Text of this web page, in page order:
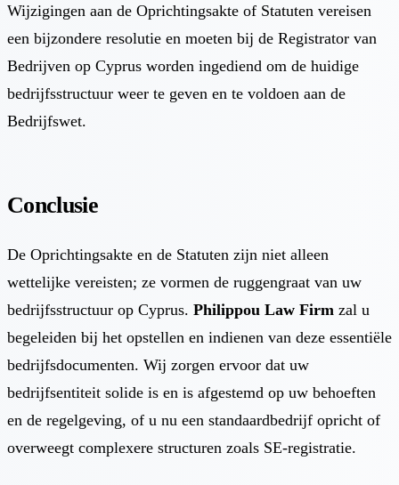
Wijzigingen aan de Oprichtingsakte of Statuten vereisen
een bijzondere resolutie en moeten bij de Registrator van
Bedrijven op Cyprus worden ingediend om de huidige
bedrijfsstructuur weer te geven en te voldoen aan de
Bedrijfswet.
Conclusie
De Oprichtingsakte en de Statuten zijn niet alleen
wettelijke vereisten; ze vormen de ruggengraat van uw
bedrijfsstructuur op Cyprus. Philippou Law Firm zal u
begeleiden bij het opstellen en indienen van deze essentiële
bedrijfsdocumenten. Wij zorgen ervoor dat uw
bedrijfsentiteit solide is en is afgestemd op uw behoeften
en de regelgeving, of u nu een standaardbedrijf opricht of
overweegt complexere structuren zoals SE-registratie.